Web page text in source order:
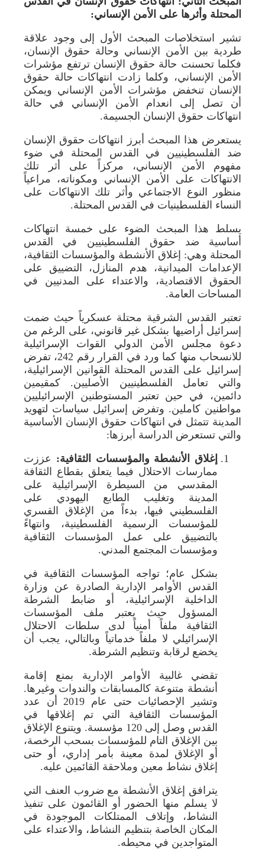
المحتلة وأثرها على الأمن الإنساني:
تشير استخلاصات المبحث الأول إلى وجود علاقة
طردية بين الأمن الإنساني وحالة حقوق الإنسان،
فكلما تحسنت حالة حقوق الإنسان ترتفع مؤشرات
الأمن الإنساني، وكلما زادت انتهاكات حالة حقوق
الإنسان تنخفض مؤشرات الأمن الإنساني ويمكن
أن تصل إلى انعدام الأمن الإنساني في حالة
انتهاكات حقوق الإنسان الجسيمة.
يستعرض هذا المبحث أبرز انتهاكات حقوق الإنسان
ضد الفلسطينيين في القدس المحتلة في ضوء
مفهوم الأمن الإنساني، مركزاً على أثر تلك
الانتهاكات على الأمن الإنساني ومكوناته، مراعياً
منظور النوع الاجتماعي وأثر تلك الانتهاكات على
النساء الفلسطينيات في القدس المحتلة.
يسلط هذا المبحث الضوء على خمسة انتهاكات
أساسية ضد حقوق الفلسطينيين في القدس
المحتلة وهي: إغلاق الأنشطة والمؤسسات الثقافية،
الإعدامات الميدانية، هدم المنازل، التضييق على
الحقوق الاقتصادية، والاعتداء على المدنيين في
المساحات العامة.
تعتبر القدس الشرقية محتلة عسكرياً حيث ضمت
إسرائيل أراضيها بشكل غير قانوني، على الرغم من
دعوة مجلس الأمن الدولي القوات الإسرائيلية
للانسحاب منها كما ورد في القرار رقم 242، تفرض
إسرائيل على القدس المحتلة القوانين الإسرائيلية،
والتي تعامل الفلسطينيين الأصليين. كمقيمين
دائمين، في حين تعتبر المستوطنين الإسرائيليين
مواطنين كاملين. وتفرض إسرائيل سياسات لتهويد
المدينة تتمثل في انتهاكات حقوق الإنسان الأساسية
والتي تستعرض الدراسة أبرزها:
إغلاق الأنشطة والمؤسسات الثقافية: عززت
ممارسات الاحتلال فيما يتعلق بقطاع الثقافة
المقدسي من السيطرة الإسرائيلية على
المدينة وتغليب الطابع اليهودي على
الفلسطيني فيها، بدءاً من الإغلاق القسري
للمؤسسات الرسمية الفلسطينية، وانتهاءً
بالتضييق على عمل المؤسسات الثقافية
ومؤسسات المجتمع المدني.
بشكل عام؛ تواجه المؤسسات الثقافية في
القدس الأوامر الإدارية الصادرة عن وزارة
الداخلية الإسرائيلية، أو ضابط الشرطة
المسؤول حيث يعتبر ملف المؤسسات
الثقافية ملفاً أمنياً لدى سلطات الاحتلال
الإسرائيلي لا ملفاً خدماتياً وبالتالي، يجب أن
يخضع لرقابة وتنظيم الشرطة.
تقضي غالبية الأوامر الإدارية بمنع إقامة
أنشطة متنوعة كالمسابقات والندوات وغيرها.
وتشير الإحصائيات حتى عام 2019 أن عدد
المؤسسات الثقافية التي تم إغلاقها في
القدس وصل إلى 120 مؤسسة. ويتنوع الإغلاق
بين الإغلاق التام للمؤسسات بسحب الرخصة،
أو الإغلاق لمدة معينة بأمر إداري، أو حتى
إغلاق نشاط معين وملاحقة القائمين عليه.
يترافق إغلاق الأنشطة مع ضروب العنف التي
لا يسلم منها الحضور أو القائمون على تنفيذ
النشاط، وإتلاف الممتلكات الموجودة في
المكان الخاصة بتنظيم النشاط، والاعتداء على
المتواجدين في محيطه.